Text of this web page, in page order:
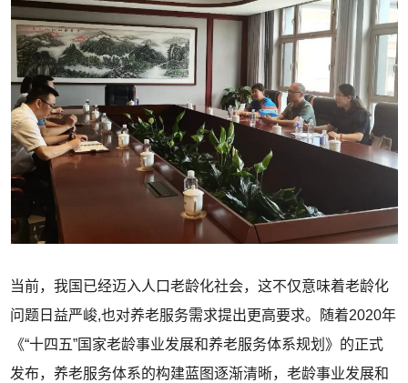
当前，我国已经迈入人口老龄化社会，这不仅意味着老龄化
问题日益严峻,也对养老服务需求提出更高要求。随着2020年
《“十四五”国家老龄事业发展和养老服务体系规划》的正式
发布，养老服务体系的构建蓝图逐渐清晰，老龄事业发展和